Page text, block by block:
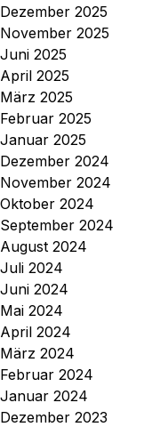
Dezember 2025
November 2025
Juni 2025
April 2025
März 2025
Februar 2025
Januar 2025
Dezember 2024
November 2024
Oktober 2024
September 2024
August 2024
Juli 2024
Juni 2024
Mai 2024
April 2024
März 2024
Februar 2024
Januar 2024
Dezember 2023